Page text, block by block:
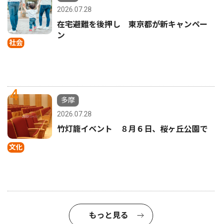
社会
2026.07.28
在宅避難を後押し 東京都が新キャンペー
ン
4
文化
多摩
2026.07.28
竹灯籠イベント ８月６日、桜ヶ丘公園で
もっと見る